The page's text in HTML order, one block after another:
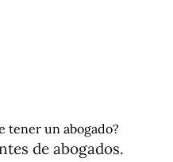
tener un abogado?
de abogados.